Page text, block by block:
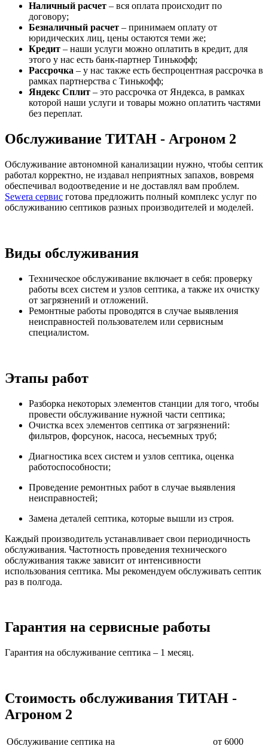
Наличный расчет – вся оплата происходит по
договору;
Безналичный расчет – принимаем оплату от
юридических лиц, цены остаются теми же;
Кредит – наши услуги можно оплатить в кредит, для
этого у нас есть банк-партнер Тинькофф;
Рассрочка – у нас также есть беспроцентная рассрочка в
рамках партнерства с Тинькофф;
Яндекс Сплит – это рассрочка от Яндекса, в рамках
которой наши услуги и товары можно оплатить частями
без переплат.
Обслуживание ТИТАН - Агроном 2
Обслуживание автономной канализации нужно, чтобы септик
работал корректно, не издавал неприятных запахов, вовремя
обеспечивал водоотведение и не доставлял вам проблем.
Sewera сервис готова предложить полный комплекс услуг по
обслуживанию септиков разных производителей и моделей.
Виды обслуживания
Техническое обслуживание включает в себя: проверку
работы всех систем и узлов септика, а также их очистку
от загрязнений и отложений.
Ремонтные работы проводятся в случае выявления
неисправностей пользователем или сервисным
специалистом.
Этапы работ
Разборка некоторых элементов станции для того, чтобы
провести обслуживание нужной части септика;
Очистка всех элементов септика от загрязнений:
фильтров, форсунок, насоса, несъемных труб;
Диагностика всех систем и узлов септика, оценка
работоспособности;
Проведение ремонтных работ в случае выявления
неисправностей;
Замена деталей септика, которые вышли из строя.
Каждый производитель устанавливает свои периодичность
обслуживания. Частотность проведения технического
обслуживания также зависит от интенсивности
использования септика. Мы рекомендуем обслуживать септик
раз в полгода.
Гарантия на сервисные работы
Гарантия на обслуживание септика – 1 месяц.
Стоимость обслуживания ТИТАН -
Агроном 2
Обслуживание септика на
от 6000